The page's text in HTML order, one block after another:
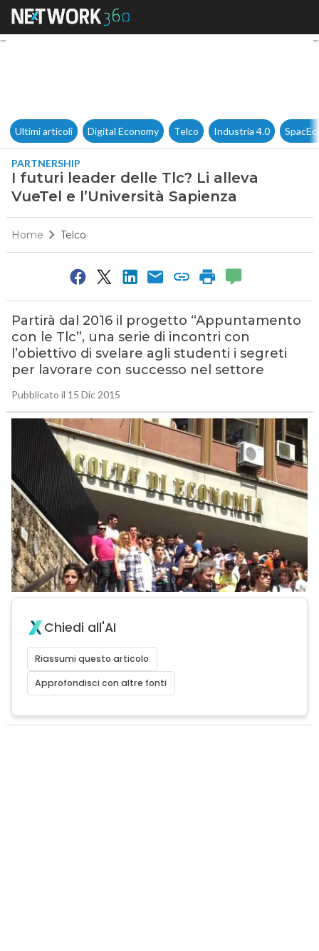
I futuri leader delle Tlc? Li
Ultimi articoli Digital Economy Telco Industria 4.0
PARTNERSHIP
I futuri leader delle Tlc? Li alleva
VueTel e l’Università Sapienza
Home Telco
Partirà dal 2016 il progetto “Appuntamento
con le Tlc”, una serie di incontri con
l’obiettivo di svelare agli studenti i segreti
per lavorare con successo nel settore
Pubblicato il 15 Dic 2015
Chiedi all'AI
Riassumi questo articolo
Approfondisci con altre fonti